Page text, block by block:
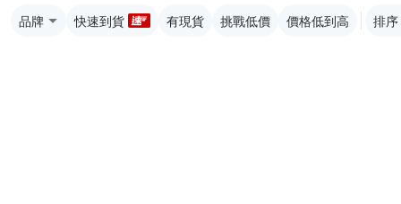
品牌 快速到貨 有現貨 挑戰低價 價格低到高 排序